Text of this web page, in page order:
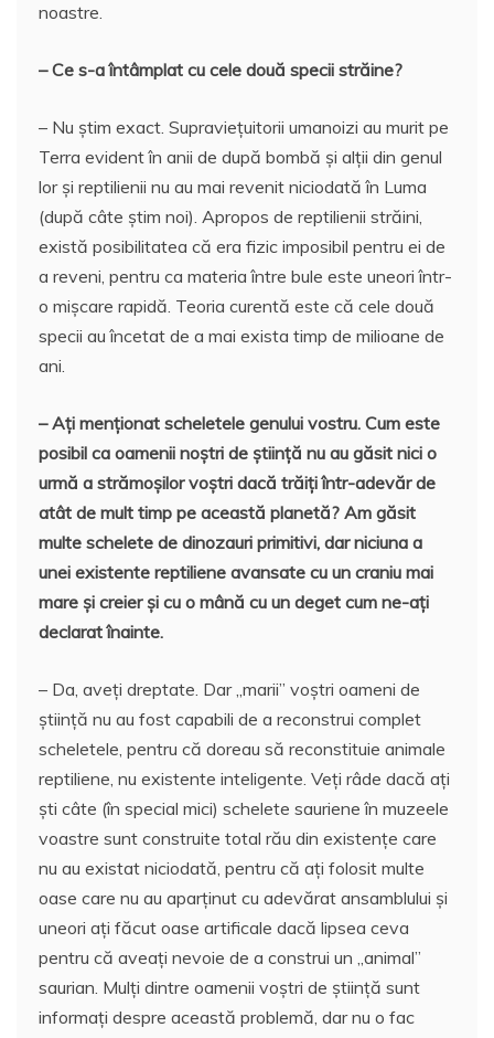
noastre.
– Ce s-a întâmplat cu cele două specii străine?
– Nu știm exact. Supraviețuitorii umanoizi au murit pe
Terra evident în anii de după bombă și alții din genul
lor și reptilienii nu au mai revenit niciodată în Luma
(după câte știm noi). Apropos de reptilienii străini,
există posibilitatea că era fizic imposibil pentru ei de
a reveni, pentru ca materia între bule este uneori într-
o mișcare rapidă. Teoria curentă este că cele două
specii au încetat de a mai exista timp de milioane de
ani.
– Ați menționat scheletele genului vostru. Cum este
posibil ca oamenii noștri de știință nu au găsit nici o
urmă a strămoșilor voștri dacă trăiți într-adevăr de
atât de mult timp pe această planetă? Am găsit
multe schelete de dinozauri primitivi, dar niciuna a
unei existente reptiliene avansate cu un craniu mai
mare și creier și cu o mână cu un deget cum ne-ați
declarat înainte.
– Da, aveți dreptate. Dar „marii” voștri oameni de
știință nu au fost capabili de a reconstrui complet
scheletele, pentru că doreau să reconstituie animale
reptiliene, nu existente inteligente. Veți râde dacă ați
ști câte (în special mici) schelete sauriene în muzeele
voastre sunt construite total rău din existențe care
nu au existat niciodată, pentru că ați folosit multe
oase care nu au aparținut cu adevărat ansamblului și
uneori ați făcut oase artificale dacă lipsea ceva
pentru că aveați nevoie de a construi un „animal”
saurian. Mulți dintre oamenii voștri de știință sunt
informați despre această problemă, dar nu o fac